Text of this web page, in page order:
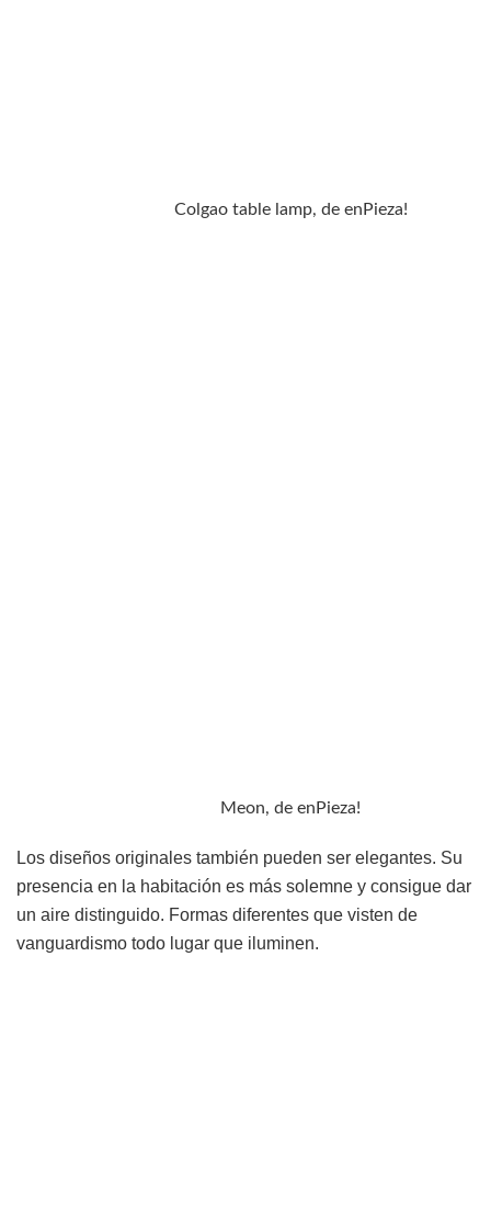
Colgao table lamp, de enPieza!
Meon, de enPieza!
Los diseños originales también pueden ser elegantes. Su
presencia en la habitación es más solemne y consigue dar
un aire distinguido. Formas diferentes que visten de
vanguardismo todo lugar que iluminen.